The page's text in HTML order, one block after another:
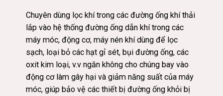
Chuyên dùng lọc khí trong các đường ống khí thải
lắp vào hệ thống đường ống dẫn khí trong các
máy móc, động cơ, máy nén khí dùng để lọc
sạch, loại bỏ các hạt gỉ sét, bụi đường ống, các
oxit kim loại, v.v ngăn không cho chúng bay vào
động cơ làm gây hại và giảm năng suất của máy
móc, giúp bảo vệ các thiết bị đường ống khỏi bị